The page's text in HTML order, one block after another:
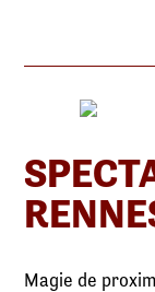
Magie de